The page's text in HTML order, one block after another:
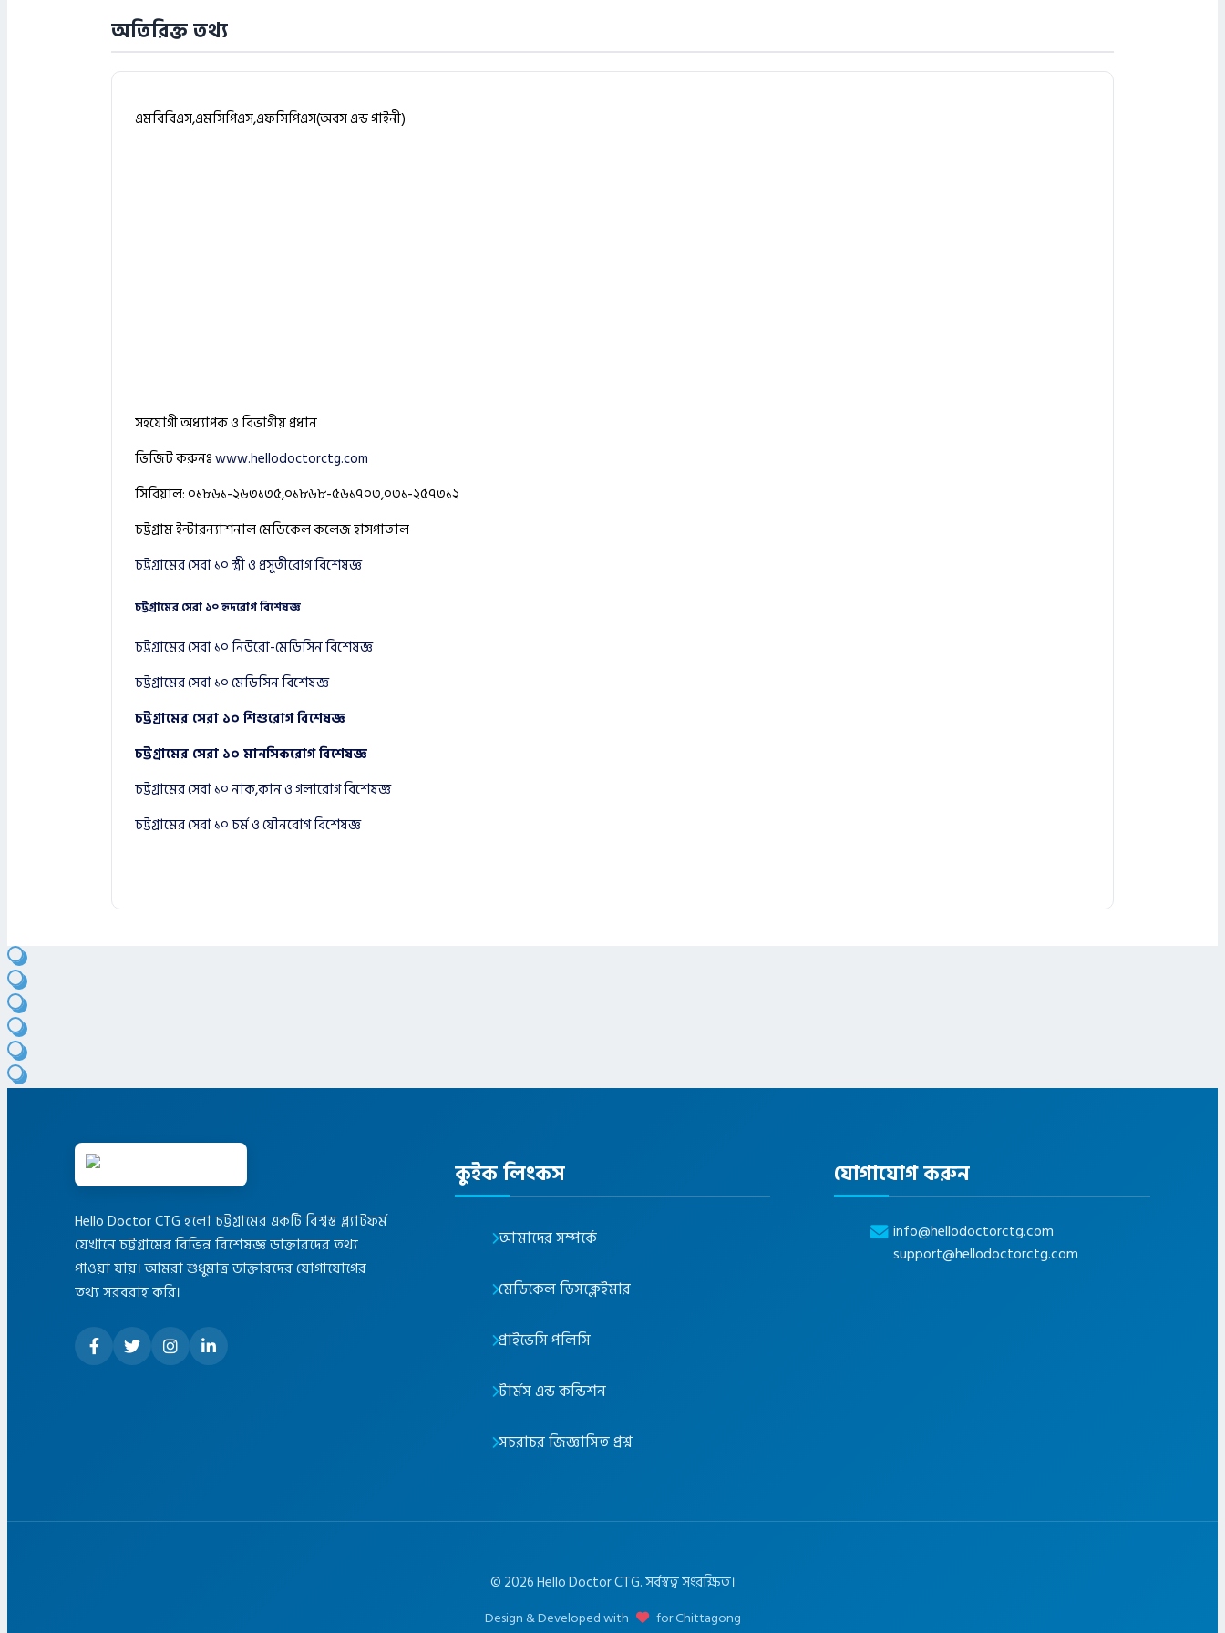
অতিরিক্ত তথ্য
এমবিবিএস,এমসিপিএস,এফসিপিএস(অবস এন্ড গাইনী)
সহযোগী অধ্যাপক ও বিভাগীয় প্রধান
ভিজিট করুনঃwww.hellodoctorctg.com
সিরিয়াল: ০১৮৬১-২৬৩১৩৫,০১৮৬৮-৫৬১৭০৩,০৩১-২৫৭৩১২
চট্টগ্রাম ইন্টারন্যাশনাল মেডিকেল কলেজ হাসপাতাল
চট্টগ্রামের সেরা ১০ স্ত্রী ও প্রসূতীরোগ বিশেষজ্ঞ
চট্টগ্রামের সেরা ১০ হৃদরোগ বিশেষজ্ঞ
চট্টগ্রামের সেরা ১০ নিউরো-মেডিসিন বিশেষজ্ঞ
চট্টগ্রামের সেরা ১০ মেডিসিন বিশেষজ্ঞ
চট্টগ্রামের সেরা ১০ শিশুরোগ বিশেষজ্ঞ
চট্টগ্রামের সেরা ১০ মানসিকরোগ বিশেষজ্ঞ
চট্টগ্রামের সেরা ১০ নাক,কান ও গলারোগ বিশেষজ্ঞ
চট্টগ্রামের সেরা ১০ চর্ম ও যৌনরোগ বিশেষজ্ঞ
Hello Doctor CTG হলো চট্টগ্রামের একটি বিশ্বস্ত প্ল্যাটফর্ম
যেখানে চট্টগ্রামের বিভিন্ন বিশেষজ্ঞ ডাক্তারদের তথ্য
পাওয়া যায়। আমরা শুধুমাত্র ডাক্তারদের যোগাযোগের
তথ্য সরবরাহ করি।
কুইক লিংকস
আমাদের সম্পর্কে
মেডিকেল ডিসক্লেইমার
প্রাইভেসি পলিসি
টার্মস এন্ড কন্ডিশন
সচরাচর জিজ্ঞাসিত প্রশ্ন
যোগাযোগ করুন
info@hellodoctorctg.com
support@hellodoctorctg.com
© 2026Hello Doctor CTG. সর্বস্বত্ব সংরক্ষিত।
Design & Developed with for Chittagong